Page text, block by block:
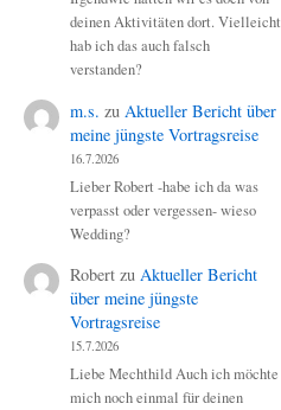
deinen Aktivitäten dort. Vielleicht
hab ich das auch falsch
verstanden?
m.s. zu Aktueller Bericht über
meine jüngste Vortragsreise
16.7.2026
Lieber Robert -habe ich da was
verpasst oder vergessen- wieso
Wedding?
Robert zu Aktueller Bericht
über meine jüngste
Vortragsreise
15.7.2026
Liebe Mechthild Auch ich möchte
mich noch einmal für deinen